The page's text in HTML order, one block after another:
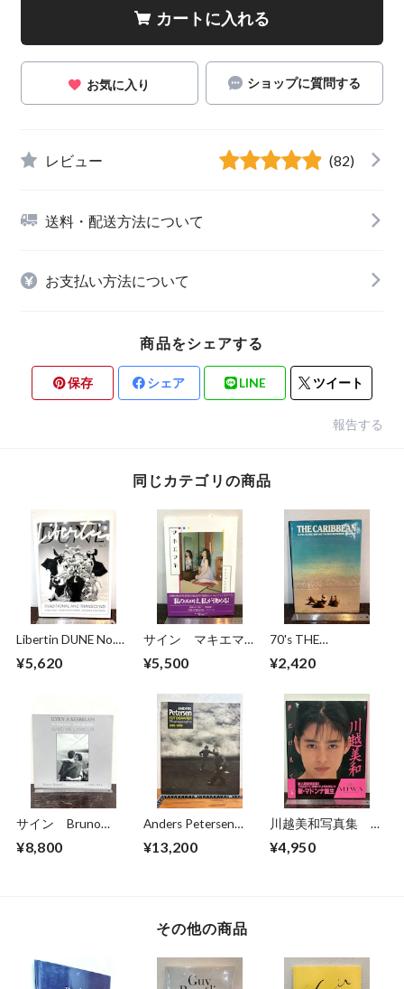
カートに入れる
お気に入り ショップに質問する
レビュー (82)
送料・配送方法について
お支払い方法について
商品をシェアする
保存 シェア LINE ツイート
報告する
同じカテゴリの商品
Libertin DUNE No.5
TRANSCEND
¥5,620
サイン マキエマキ
¥5,500
70's THE
¥2,420
サイン Bruno
1989-2014
¥8,800
Anders Petersen
Photographs 1966-
¥13,200
川越美和写真集 夢
¥4,950
その他の商品